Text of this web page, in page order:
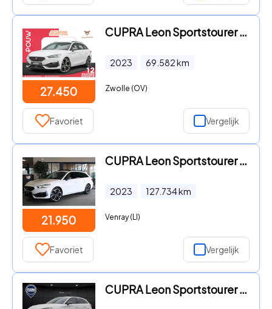
27.450
CUPRA Leon Sportstourer - 1.4 e-Hybrid 245pk VZ | SoH 98% | Trekhaak | Achteruitrijcam
2023 69.582km
Zwolle (OV)
Favoriet Vergelijk
21.950
CUPRA Leon Sportstourer - 1.4 e-Hybrid VZ 245PK Pano SuperSport Cam Led Navi ACC
2023 127.734km
Venray (LI)
Favoriet Vergelijk
CUPRA Leon Sportstourer - 1.4 e-Hybrid VZ Business | Navigatie | Kuipstoelen | 19'' |